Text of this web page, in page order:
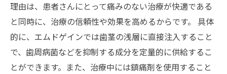
理由は、患者さんにとって痛みのない治療が快適である
と同時に、治療の信頼性や効果を高めるからです。 具体
的に、エムドゲインでは歯茎の浅層に直接注入すること
で、歯周病菌などを抑制する成分を定量的に供給するこ
とができます。また、治療中には鎮痛剤を使用すること